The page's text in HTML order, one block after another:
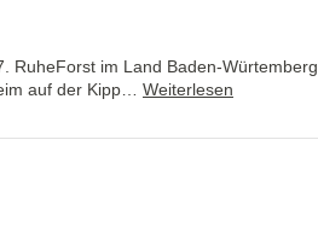
RuheForst im Land Baden-Würtemberg
auf der Kipp… Weiterlesen